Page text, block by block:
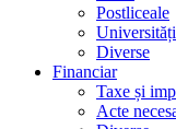
Postliceale
Universități
Diverse
Financiar
Taxe și
Acte